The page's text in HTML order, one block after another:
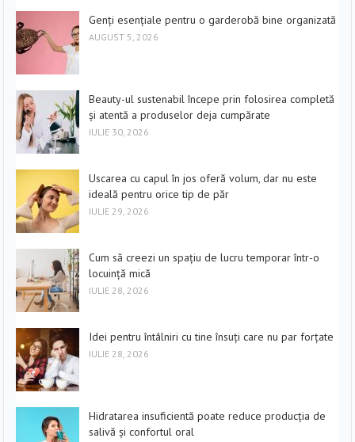
Genți esențiale pentru o garderobă bine organizată
AUGUST 5, 2026
Beauty-ul sustenabil începe prin folosirea completă
și atentă a produselor deja cumpărate
IULIE 30, 2026
Uscarea cu capul în jos oferă volum, dar nu este
ideală pentru orice tip de păr
IULIE 29, 2026
Cum să creezi un spațiu de lucru temporar într-o
locuință mică
IULIE 28, 2026
Idei pentru întâlniri cu tine însuți care nu par forțate
IULIE 28, 2026
Hidratarea insuficientă poate reduce producția de
salivă și confortul oral